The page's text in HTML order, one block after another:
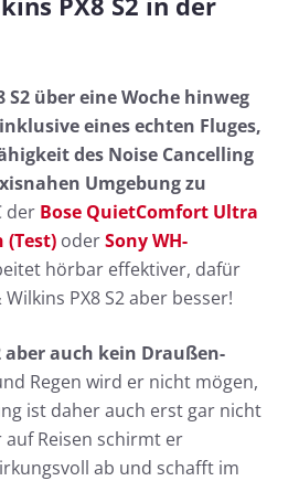
S2 über eine Woche hinweg
eines echten Fluges,
des Noise Cancelling
Umgebung zu
der Bose QuietComfort Ultra
(Test) oderSony WH-
hörbar effektiver, dafür
PX8 S2 aber besser!
aber auch kein Draußen-
Regen wird er nicht mögen,
ist daher auch erst gar nicht
Reisen schirmt er
ab und schafft im